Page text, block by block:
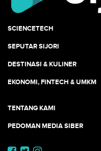
SCIENCETECH
SEPUTAR SIJORI
DESTINASI & KULINER
EKONOMI, FINTECH & UMKM
TENTANG KAMI
PEDOMAN MEDIA SIBER